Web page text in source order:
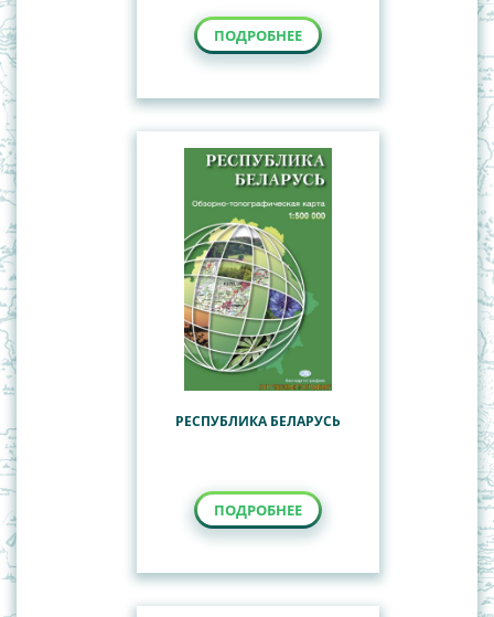
ПОДРОБНЕЕ
РЕСПУБЛИКА БЕЛАРУСЬ
ПОДРОБНЕЕ